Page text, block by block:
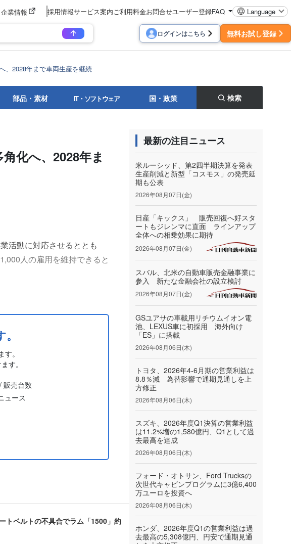
企業情報 採用情報サービス案内 ご利用料金お問合せユーザー登録FAQ Language
ログインはこちら 無料お試し登録
、2028年まで車両生産を継続
部品・素材 IT・ソフトウェア 国・政策 検索
化へ、2028年ま
活動に対応させるととも
人の雇用を維持できると
。
す。
販売台数
ュース
トベルトの不具合でラム「1500」約
最新の注目ニュース
米ルーシッド、第2四半期決算を発表
生産削減と新型「コスモス」の発売延
期も公表
2026年08月07日(金)
日産「キックス」 販売回復へ好スタ
ートもジレンマに直面 ラインアップ
全体への相乗効果に期待
2026年08月07日(金)
スバル、北米の自動車販売金融事業に
参入 新たな金融会社の設立検討
2026年08月07日(金)
GSユアサの車載用リチウムイオン電
池、LEXUS車に初採用 海外向け
「ES」に搭載
2026年08月06日(木)
トヨタ、2026年4-6月期の営業利益は
8.8％減 為替影響で通期見通しを上
方修正
2026年08月06日(木)
スズキ、2026年度Q1決算の営業利益
は11.2%増の1,580億円、Q1として過
去最高を達成
2026年08月06日(木)
フォード・オトサン、Ford Trucksの
次世代キャビンプログラムに3億6,400
万ユーロを投資へ
2026年08月06日(木)
ホンダ、2026年度Q1の営業利益は過
去最高の5,308億円、円安で通期見通